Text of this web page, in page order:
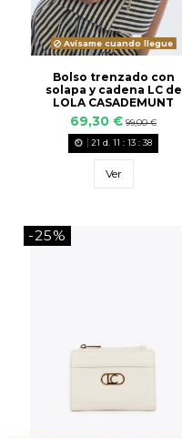
Avísame cuando llegue
Bolso trenzado con
solapa y cadena LC de
LOLA CASADEMUNT
69,30 € 99,00 €
21 d. 11 :13 :38
Ver
-25%